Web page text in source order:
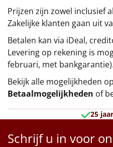
Prijzen zijn zowel inclusief
Zakelijke klanten gaan uit
Betalen kan via iDeal,
Levering op rekening is
februari, met bankgarantie).
Bekijk alle mogelijkheden
Betaalmogelijkheden of
25 jaar
Schrijf u in voor